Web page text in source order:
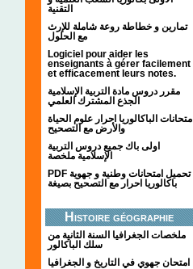
التقنية
تمارين و خطاطة روعة شاملة للإرث
مع الحلول
Logiciel pour aider les
enseignants à gérer facilement
et efficacement leurs notes.
مقرر دروس مادة التربية الإسلامية
الجذع المشترك العلمي
امتحانات الباكالوريا احرار علوم الحياة
والأرض مع التصحيح
اولى باك جميع دروس التربية
الإسلامية ملخصة
PDF تحميل امتحانات وطنية و جهوية
باكالوريا احرار مع التصحيح بصيغة
Histoire géographie
ملخصات الجغرافيا السنة الثانية من
سلك الباكالور
امتحان جهوي في التاريخ و الجغرافيا